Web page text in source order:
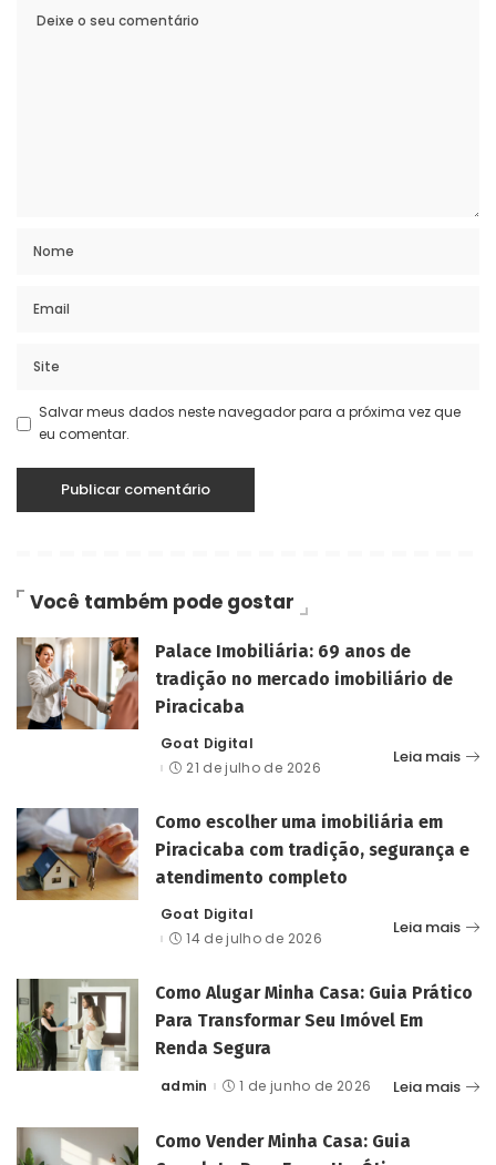
Salvar meus dados neste navegador para a próxima vez que
eu comentar.
Você também pode gostar
Palace Imobiliária: 69 anos de
tradição no mercado imobiliário de
Piracicaba
Posted
by
Goat Digital
21 de julho de 2026
Leia mais
Como escolher uma imobiliária em
Piracicaba com tradição, segurança e
atendimento completo
Posted
by
Goat Digital
14 de julho de 2026
Leia mais
Como Alugar Minha Casa: Guia Prático
Para Transformar Seu Imóvel Em
Renda Segura
Posted
admin 1 de junho de 2026 Leia mais
Como Vender Minha Casa: Guia